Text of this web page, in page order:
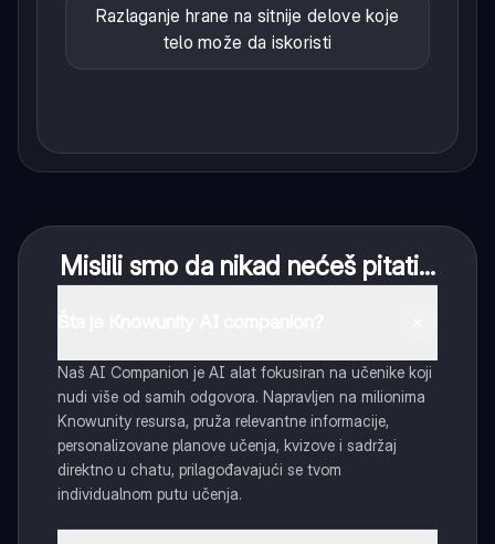
Razlaganje hrane na sitnije delove koje
telo može da iskoristi
Mislili smo da nikad nećeš pitati...
Naš AI Companion je AI alat fokusiran na učenike koji
nudi više od samih odgovora. Napravljen na milionima
Knowunity resursa, pruža relevantne informacije,
personalizovane planove učenja, kvizove i sadržaj
direktno u chatu, prilagođavajući se tvom
individualnom putu učenja.